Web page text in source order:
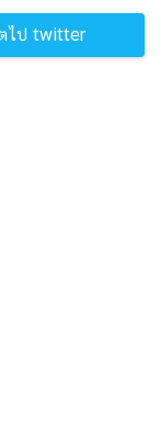
ไป twitter